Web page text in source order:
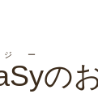
ー
の